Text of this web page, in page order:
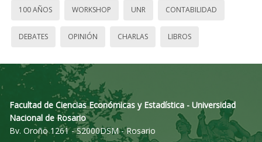
100 AÑOS WORKSHOP UNR CONTABILIDAD
DEBATES OPINIÓN CHARLAS LIBROS
Facultad de Ciencias Económicas y Estadística - Universidad
Nacional de Rosario
Bv. Oroño 1261 - S2000DSM - Rosario